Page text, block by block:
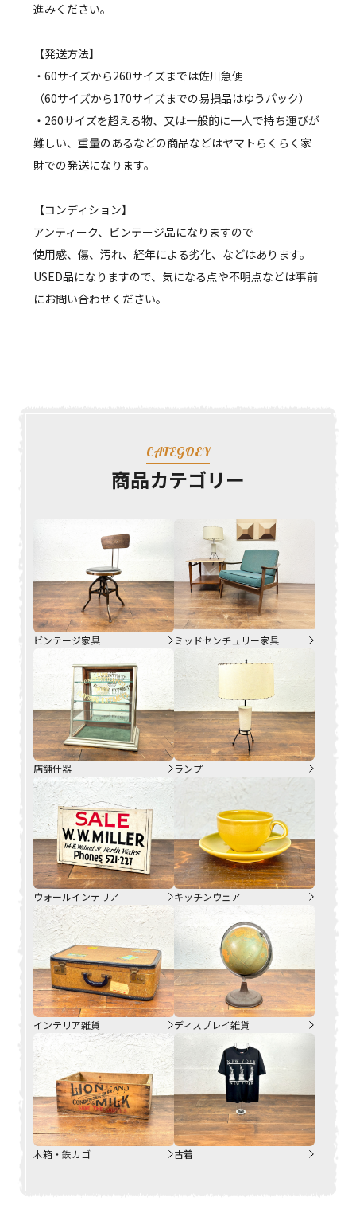
進みください。
【発送方法】
・60サイズから260サイズまでは佐川急便
（60サイズから170サイズまでの易損品はゆうパック）
・260サイズを超える物、又は一般的に一人で持ち運びが
難しい、重量のあるなどの商品などはヤマトらくらく家
財での発送になります。
【コンディション】
アンティーク、ビンテージ品になりますので
使用感、傷、汚れ、経年による劣化、などはあります。
USED品になりますので、気になる点や不明点などは事前
にお問い合わせください。
CATEGOEY
商品カテゴリー
ビンテージ家具 ミッドセンチュリー家具
店舗什器 ランプ
ウォールインテリア キッチンウェア
インテリア雑貨 ディスプレイ雑貨
木箱・鉄カゴ 古着